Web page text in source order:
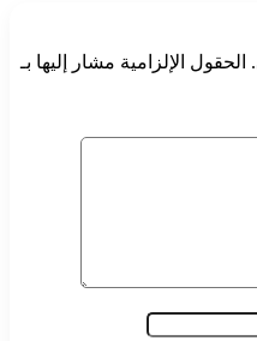
الحقول الإلزامية مشار إليها بـ